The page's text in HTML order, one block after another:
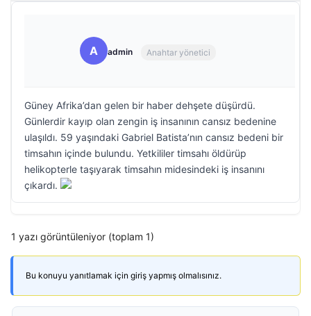
A admin Anahtar yönetici
Güney Afrika’dan gelen bir haber dehşete düşürdü.
Günlerdir kayıp olan zengin iş insanının cansız bedenine
ulaşıldı. 59 yaşındaki Gabriel Batista’nın cansız bedeni bir
timsahın içinde bulundu. Yetkililer timsahı öldürüp
helikopterle taşıyarak timsahın midesindeki iş insanını
çıkardı.
1 yazı görüntüleniyor (toplam 1)
Bu konuyu yanıtlamak için giriş yapmış olmalısınız.